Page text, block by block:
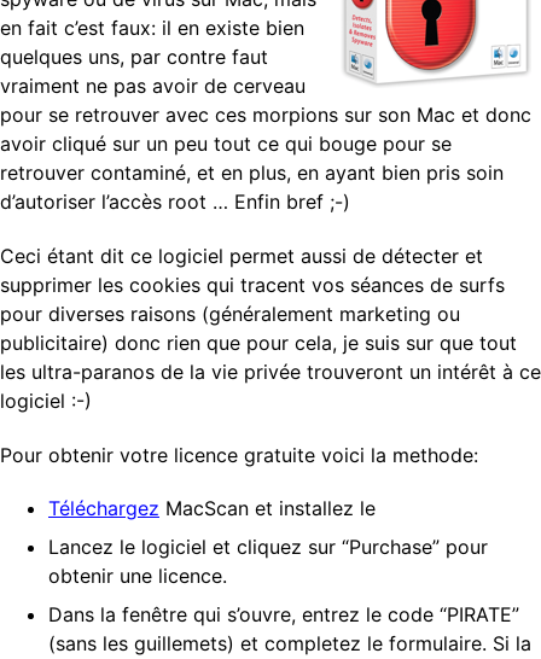
en fait c’est faux: il en existe bien
quelques uns, par contre faut
vraiment ne pas avoir de cerveau
pour se retrouver avec ces morpions sur son Mac et donc
avoir cliqué sur un peu tout ce qui bouge pour se
retrouver contaminé, et en plus, en ayant bien pris soin
d’autoriser l’accès root … Enfin bref ;-)
Ceci étant dit ce logiciel permet aussi de détecter et
supprimer les cookies qui tracent vos séances de surfs
pour diverses raisons (généralement marketing ou
publicitaire) donc rien que pour cela, je suis sur que tout
les ultra-paranos de la vie privée trouveront un intérêt à ce
logiciel :-)
Pour obtenir votre licence gratuite voici la methode:
Téléchargez MacScan et installez le
Lancez le logiciel et cliquez sur “Purchase” pour
obtenir une licence.
Dans la fenêtre qui s’ouvre, entrez le code “PIRATE”
(sans les guillemets) et completez le formulaire. Si la